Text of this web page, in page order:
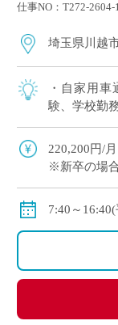
仕事NO：T272-2604-
埼玉県川越
・自家用
験、学校勤
220,200円/
※新卒の場
※年俸制(基
合算の上決
交通費別途支
7:40～